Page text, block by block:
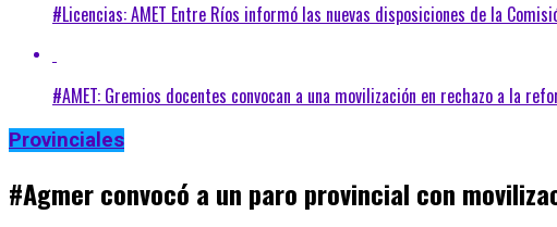
#Licencias: AMET Entre Ríos informó las nuevas disposiciones de la
#AMET: Gremios docentes convocan a una movilización en rechazo a la
Provinciales
#Agmer convocó a un paro provincial con